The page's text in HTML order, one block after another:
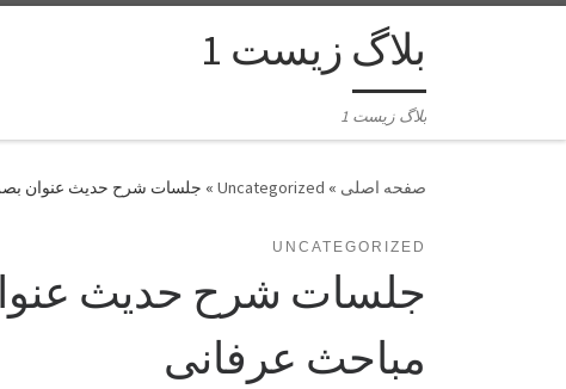
بلاگ زیست 1
بلاگ زیست 1
»
Uncategorized
» جلسات شرح حدیث عنوان
UNCATEGORIZED
جلسات شرح حدیث
مباحث عرفانی